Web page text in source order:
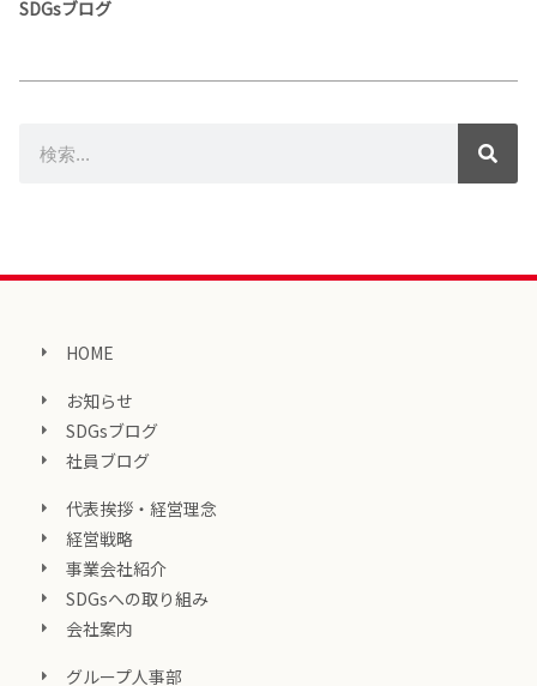
SDGsブログ
HOME
お知らせ
SDGsブログ
社員ブログ
代表挨拶・経営理念
経営戦略
事業会社紹介
SDGsへの取り組み
会社案内
グループ人事部